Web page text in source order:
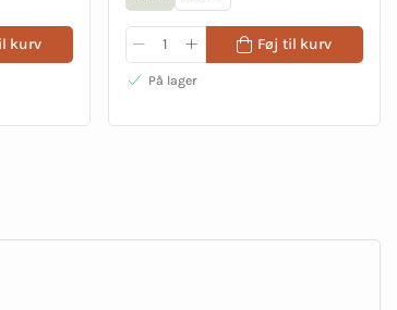
kurv Føj til kurv
På lager